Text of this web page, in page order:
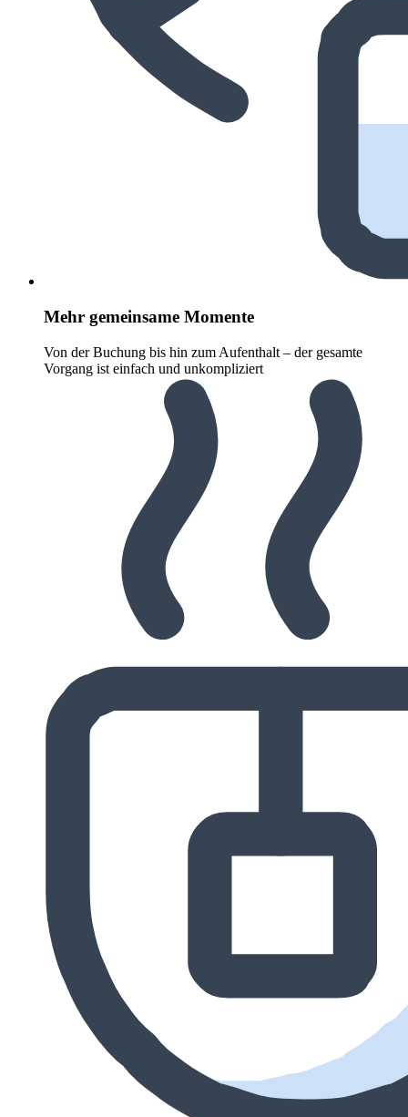
Mehr gemeinsame Momente
Von der Buchung bis hin zum Aufenthalt – der gesamte
Vorgang ist einfach und unkompliziert